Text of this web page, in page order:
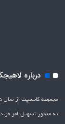
درباره
به منظور تسهیل امر خرید